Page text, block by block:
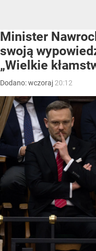
Minister
swoją
„Wielkie
Dodano:wczoraj 20:12